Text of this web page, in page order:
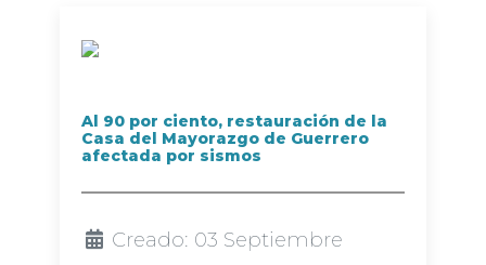
Al 90 por ciento, restauración de la
Casa del Mayorazgo de Guerrero
afectada por sismos
Creado: 03 Septiembre